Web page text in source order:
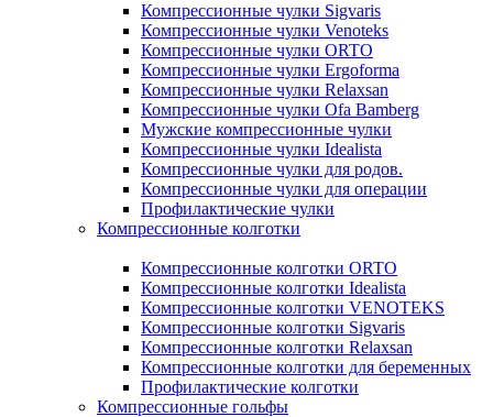
Компрессионные чулки Sigvaris
Компрессионные чулки Venoteks
Компрессионные чулки ORTO
Компрессионные чулки Ergoforma
Компрессионные чулки Relaxsan
Компрессионные чулки Ofa Bamberg
Мужские компрессионные чулки
Компрессионные чулки Idealista
Компрессионные чулки для родов.
Компрессионные чулки для операции
Профилактические чулки
Компрессионные колготки
Компрессионные колготки ORTO
Компрессионные колготки Idealista
Компрессионные колготки VENOTEKS
Компрессионные колготки Sigvaris
Компрессионные колготки Relaxsan
Компрессионные колготки для беременных
Профилактические колготки
Компрессионные гольфы